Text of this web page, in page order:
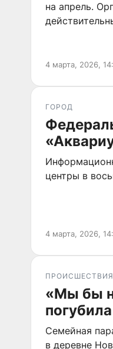
на апрель.
4 марта, 2026,
ГОРОД
центры в
4 марта, 2026,
ПРОИСШЕСТВИЯ
«Мы бы
Семейная
в деревне